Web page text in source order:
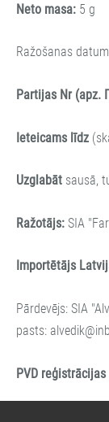
Neto masa: 5 g
Ražošanas
Partijas Nr (apz.
Ieteicams līdz
Uzglabāt sausā,
Ražotājs: SIA
Importētājs
Pārdevējs: SIA
pasts:
PVD reģistrācijas